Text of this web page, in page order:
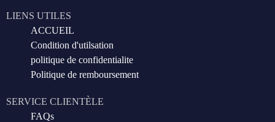
LIENS UTILES
ACCUEIL
Condition d'utilsation
politique de confidentialite
Politique de remboursement
SERVICE CLIENTÈLE
FAQs